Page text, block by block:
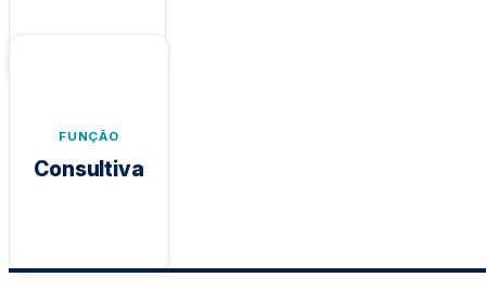
FUNÇÃO
Consultiva
sobre assuntos de interesse do Centro perante
a Reitoria e demais instâncias da universidade.